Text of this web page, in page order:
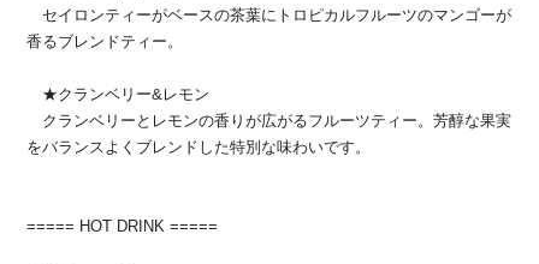
セイロンティーがベースの茶葉にトロピカルフルーツのマンゴーが
香るブレンドティー。
★クランベリー&レモン
クランベリーとレモンの香りが広がるフルーツティー。芳醇な果実
をバランスよくブレンドした特別な味わいです。
===== HOT DRINK =====